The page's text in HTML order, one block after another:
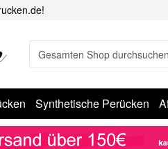
Synthetische Perücken